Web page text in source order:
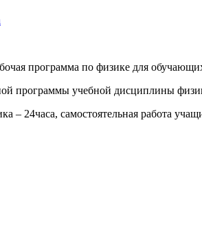
программа по физике для
программы учебной дисциплины
– 24часа, самостоятельная работа